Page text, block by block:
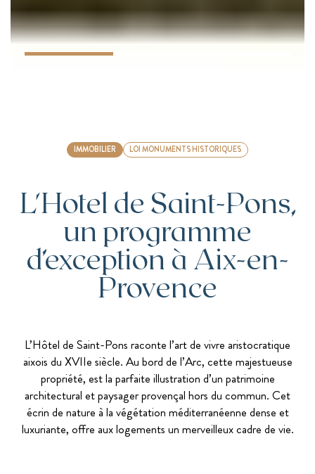
IMMOBILIER LOI MONUMENTS HISTORIQUES
L'Hotel de Saint-Pons,
un programme
d’exception à Aix-en-
Provence
L’Hôtel de Saint-Pons raconte l’art de vivre aristocratique
aixois du XVIIe siècle. Au bord de l’Arc, cette majestueuse
propriété, est la parfaite illustration d’un patrimoine
architectural et paysager provençal hors du commun. Cet
écrin de nature à la végétation méditerranéenne dense et
luxuriante, offre aux logements un merveilleux cadre de vie.